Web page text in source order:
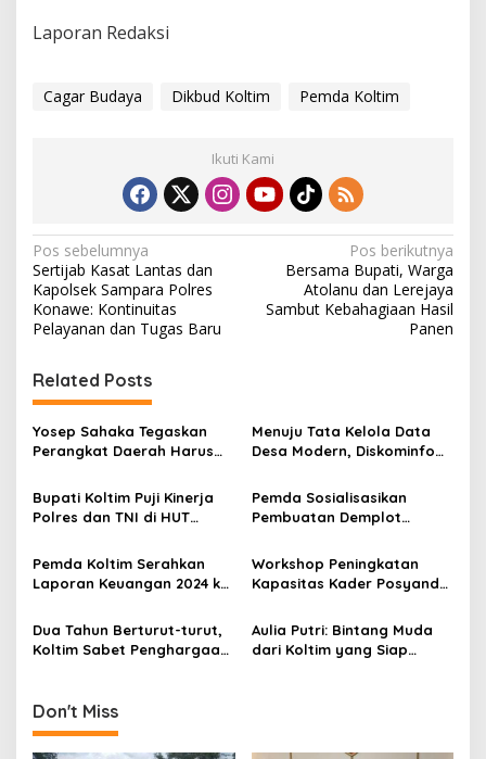
Laporan Redaksi
Cagar Budaya Dikbud Koltim Pemda Koltim
Ikuti Kami
N
a
v
i
g
a
s
i
p
o
s
Pos sebelumnya
Sertijab Kasat Lantas dan
Kapolsek Sampara Polres
Konawe: Kontinuitas
Pelayanan dan Tugas Baru
Pos berikutnya
Bersama Bupati, Warga
Atolanu dan Lerejaya
Sambut Kebahagiaan Hasil
Panen
Related Posts
Yosep Sahaka Tegaskan
Perangkat Daerah Harus
dan Konstruksi
Menuju Tata Kelola Data
Desa Modern, Diskominfo
Kapasitas Perangkat Desa
Bupati Koltim Puji Kinerja
Polres dan TNI di HUT
Pemda Sosialisasikan
Pembuatan Demplot
Transmigrasi Desa
Tongauna
Pemda Koltim Serahkan
Laporan Keuangan 2024 ke
Workshop Peningkatan
Kapasitas Kader Posyandu
Tenggara Dorong
Implementasi 10 Program
Pokok
Dua Tahun Berturut-turut,
Koltim Sabet Penghargaan
Aulia Putri: Bintang Muda
dari Koltim yang Siap
Don't Miss